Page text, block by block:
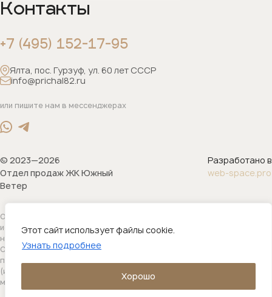
Этот сайт использует файлы cookie.
Узнать подробнее
Хорошо
Контакты
+7 (495) 152-17-95
Ялта, пос. Гурзуф, ул. 60 лет СССР
info@prichal82.ru
или пишите нам в мессенджерах
© 2023—2026
Отдел продаж ЖК Южный
Ветер
Разработано в
web-space.pro
Обращаем ваше внимание на то, что данный интернет-сайт носит
исключительно информационный характер и ни при каких условиях
не является публичной офертой, определяемой положениями
Статьи 437(2) гражданского кодекса Российской Федерации. Для
получения подробной информации о наличии и стоимости указанных
(или) услуг, пожалуйста, обращайтесь к одному из наших
менеджеров.